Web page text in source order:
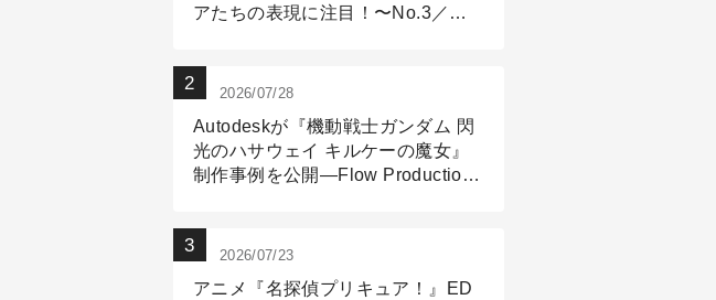
アたちの表現に注目！〜No.3／ア
2026/07/28
Autodeskが『機動戦士ガンダム 閃
光のハサウェイ キルケーの魔女』
制作事例を公開―Flow Production
2026/07/23
アニメ『名探偵プリキュア！』ED